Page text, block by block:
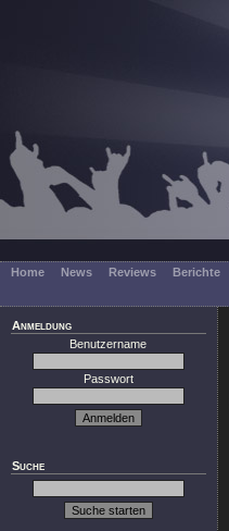
Home News Reviews Berichte
Anmeldung
Benutzername
Passwort
Suche